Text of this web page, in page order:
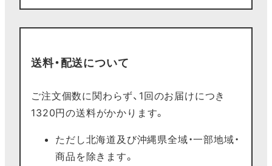
送料・配送について
ご注文個数に関わらず、1回のお届けにつき
1320円の送料がかかります。
ただし北海道及び沖縄県全域・一部地域・
商品を除きます。